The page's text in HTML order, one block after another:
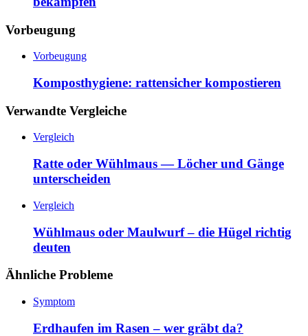
Vorbeugung
Vorbeugung
Komposthygiene: rattensicher kompostieren
Verwandte Vergleiche
Vergleich
Ratte oder Wühlmaus — Löcher und Gänge
unterscheiden
Vergleich
Wühlmaus oder Maulwurf – die Hügel richtig
deuten
Ähnliche Probleme
Symptom
Erdhaufen im Rasen – wer gräbt da?